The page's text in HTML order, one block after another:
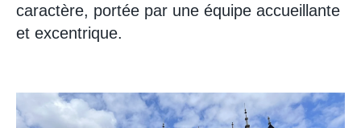
caractère, portée par une équipe accueillante
et excentrique.